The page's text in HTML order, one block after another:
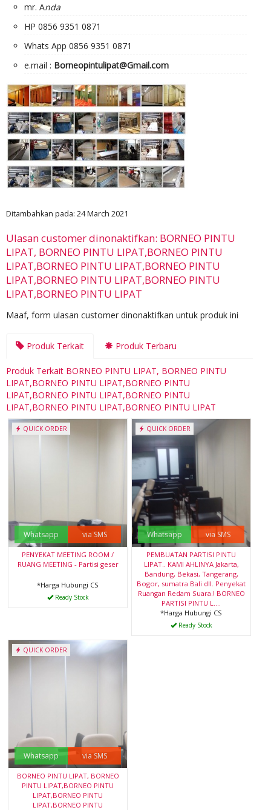
mr. Anda
HP 0856 9351 0871
Whats App 0856 9351 0871
e.mail : Borneopintulipat@Gmail.com
Ditambahkan pada: 24 March 2021
Ulasan customer dinonaktifkan: BORNEO PINTU
LIPAT, BORNEO PINTU LIPAT,BORNEO PINTU
LIPAT,BORNEO PINTU LIPAT,BORNEO PINTU
LIPAT,BORNEO PINTU LIPAT,BORNEO PINTU
LIPAT,BORNEO PINTU LIPAT
Maaf, form ulasan customer dinonaktifkan untuk produk ini
Produk Terkait Produk Terbaru
Produk Terkait BORNEO PINTU LIPAT, BORNEO PINTU
LIPAT,BORNEO PINTU LIPAT,BORNEO PINTU
LIPAT,BORNEO PINTU LIPAT,BORNEO PINTU
LIPAT,BORNEO PINTU LIPAT,BORNEO PINTU LIPAT
QUICK ORDER
Whatsapp via SMS
PENYEKAT MEETING ROOM /
RUANG MEETING - Partisi geser
*Harga Hubungi CS
Ready Stock
QUICK ORDER
Whatsapp via SMS
PEMBUATAN PARTISI PINTU
LIPAT.. KAMI AHLINYA Jakarta,
Bandung, Bekasi, Tangerang,
Bogor, sumatra Bali dll. Penyekat
Ruangan Redam Suara.! BORNEO
PARTISI PINTU L....
*Harga Hubungi CS
Ready Stock
QUICK ORDER
Whatsapp via SMS
BORNEO PINTU LIPAT, BORNEO
PINTU LIPAT,BORNEO PINTU
LIPAT,BORNEO PINTU
LIPAT,BORNEO PINTU